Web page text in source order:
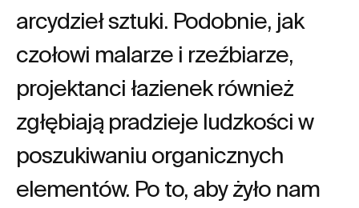
arcydzieł sztuki. Podobnie, jak
czołowi malarze i rzeźbiarze,
projektanci łazienek również
zgłębiają pradzieje ludzkości w
poszukiwaniu organicznych
elementów. Po to, aby żyło nam